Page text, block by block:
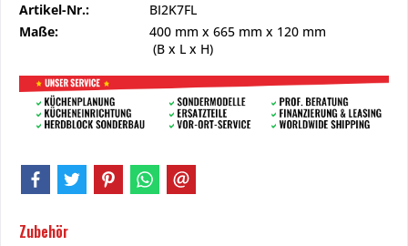
Artikel-Nr.:
BI2K7FL
Maße:
400 mm x 665 mm x 120 mm
(B x L x H)
Zubehör